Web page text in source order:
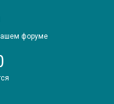
форуме